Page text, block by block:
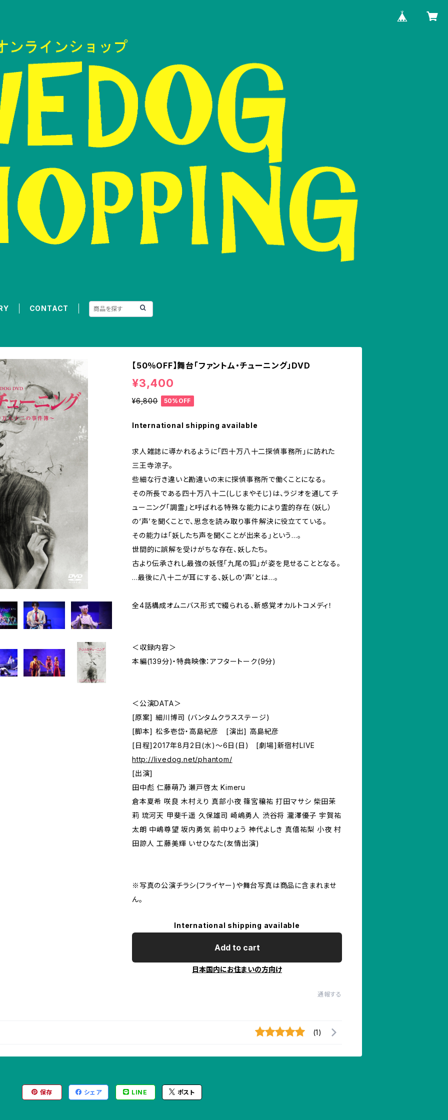
CONTACT
【50％OFF】舞台「ファントム・チューニング」DVD
¥3,400
¥6,800 50%OFF
International shipping available
求人雑誌に導かれるように「四十万八十二探偵事務所」に訪れた
三王寺涼子。
些細な行き違いと勘違いの末に探偵事務所で働くことになる。
その所長である四十万八十二(しじまやそじ)は、ラジオを通してチ
ューニング「調霊」と呼ばれる特殊な能力により霊的存在（妖し）
の‘声’を聞くことで、思念を読み取り事件解決に役立てている。
その能力は「妖したち声を聞くことが出来る」という…。
世間的に誤解を受けがちな存在、妖したち。
古より伝承されし最強の妖怪「九尾の狐」が姿を見せることとなる。
…最後に八十二が耳にする、妖しの‘声’とは…。
全4話構成オムニバス形式で綴られる、新感覚オカルトコメディ！
＜収録内容＞
本編(139分)・特典映像：アフタートーク(9分)
＜公演DATA＞
[原案] 細川博司 (バンタムクラスステージ)
[脚本] 松多壱岱・高島紀彦 [演出] 高島紀彦
[日程]2017年8月2日(水)～6日(日) [劇場]新宿村LIVE
http://livedog.net/phantom/
[出演]
田中彪 仁藤萌乃 瀬戸啓太 Kimeru
倉本夏希 咲良 木村えり 真部小夜 篠宮穰祐 打田マサシ 柴田茉
莉 琉河天 甲斐千遥 久保雄司 崎嶋勇人 渋谷将 瀧澤優子 宇賀祐
太朗 中嶋尊望 坂内勇気 前中りょう 神代よしき 真僖祐梨 小夜 村
田諒人 工藤美輝 いせひなた(友情出演)
※写真の公演チラシ(フライヤー)や舞台写真は商品に含まれませ
ん。
International shipping available
Add to cart
日本国内にお住まいの方向け
通報する
(1)
保存 シェア LINE ポスト